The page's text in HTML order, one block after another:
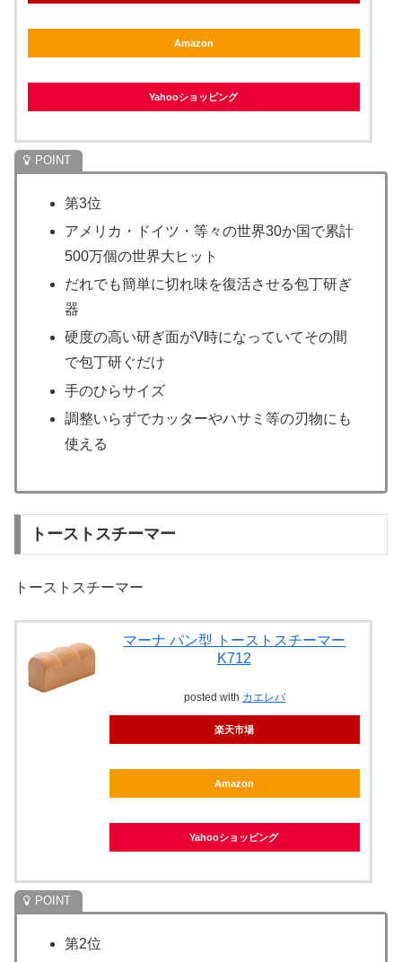
Amazon
Yahooショッピング
第3位
アメリカ・ドイツ・等々の世界30か国で累計
500万個の世界大ヒット
だれでも簡単に切れ味を復活させる包丁研ぎ
器
硬度の高い研ぎ面がV時になっていてその間
で包丁研ぐだけ
手のひらサイズ
調整いらずでカッターやハサミ等の刃物にも
使える
トーストスチーマー
トーストスチーマー
マーナ パン型 トーストスチーマー
K712
posted with カエレバ
楽天市場
Amazon
Yahooショッピング
第2位